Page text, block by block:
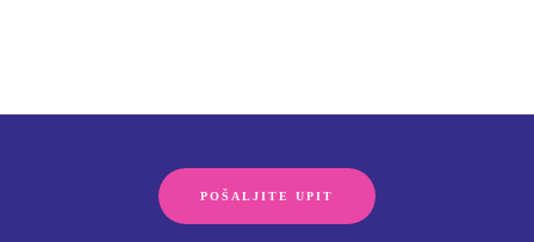
POŠALJITE UPIT